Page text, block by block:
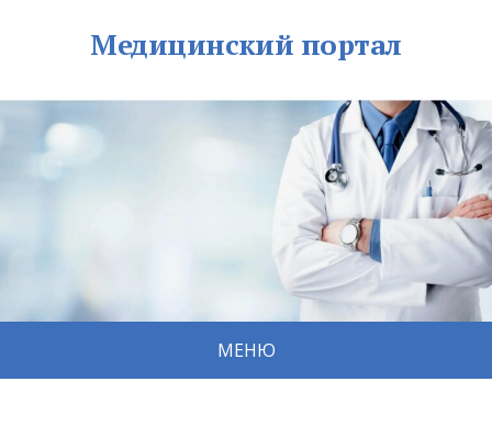
Медицинский портал
МЕНЮ